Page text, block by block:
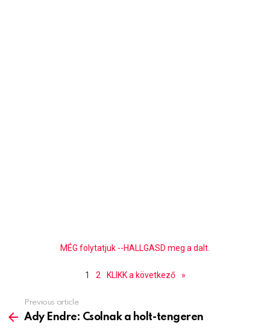
MÉG folytatjuk --HALLGASD meg a dalt.
1 2 KLIKK a következő »
more
Previous article
Ady Endre: Csolnak a holt-tengeren